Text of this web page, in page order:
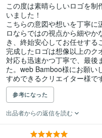
この度は素晴らしいロゴを
いました！
こちらの意図や想いを丁寧
ロならではの視点から細や
き、終始安心してお任せする
完成したロゴは想像以上のク
対応も迅速かつ丁寧で、最後
た。web Bamboo様にお願い
すめできるクリエイター様で
参考になった
出品者からの返信を読む